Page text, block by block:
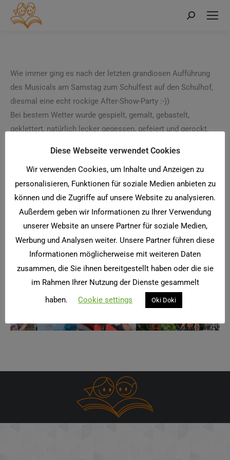
Search:
Wie immer ging es nach der letzten grandiosen Aufführung
des Musicals am Samstag zum Schulfest auf den Schulhof,
diesmal eine echt rockige After-Show-Party :-))
Bei bestem Wetter wurde gespielt, gemalt, gebastelt,
geklettert, natürlich lecker gegessen, gefeiert und gerockt.
unser Fest 😉
Vielen Dank an all die fleißigen Hände, die gute Stimmung
und den schönen Tag!
Schulfest
2017 mit ganz
viel Beat
Diese Webseite verwendet Cookies
Wir verwenden Cookies, um Inhalte und Anzeigen zu
personalisieren, Funktionen für soziale Medien anbieten zu
können und die Zugriffe auf unsere Website zu analysieren.
Außerdem geben wir Informationen zu Ihrer Verwendung
unserer Website an unsere Partner für soziale Medien,
Werbung und Analysen weiter. Unsere Partner führen diese
Informationen möglicherweise mit weiteren Daten
zusammen, die Sie ihnen bereitgestellt haben oder die sie
im Rahmen Ihrer Nutzung der Dienste gesammelt
haben.
Cookie settings Oki Doki